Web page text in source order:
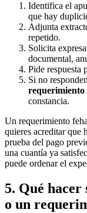
Identifica el
que hay
Adjunta
repetido.
Solicita
documental,
Pide respuesta
Si no
requerimiento
constancia.
Un requerimiento
quieres acreditar que
prueba del pago
una cuantía ya
puede ordenar el
5. Qué hacer
o un